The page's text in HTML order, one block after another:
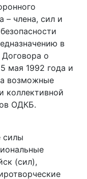
– члена, сил и
в
о
мая 1992 года и
возможные
коллективной
ОДКБ.
силы
(сил),